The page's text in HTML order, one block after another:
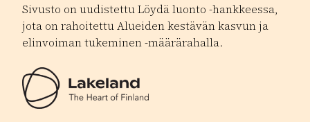
Sivusto on uudistettu Löydä luonto -hankkeessa,
jota on rahoitettu Alueiden kestävän kasvun ja
elinvoiman tukeminen -määrärahalla.